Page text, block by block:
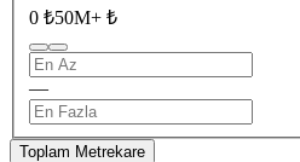
0 ₺50M+ ₺
—
Toplam Metrekare